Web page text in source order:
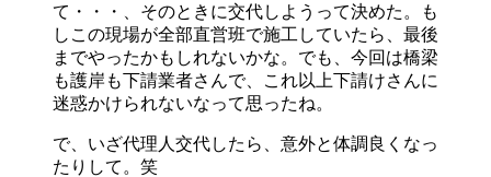
て・・・、そのときに交代しようって決めた。も
しこの現場が全部直営班で施工していたら、最後
までやったかもしれないかな。でも、今回は橋梁
も護岸も下請業者さんで、これ以上下請けさんに
迷惑かけられないなって思ったね。
で、いざ代理人交代したら、意外と体調良くなっ
たりして。笑